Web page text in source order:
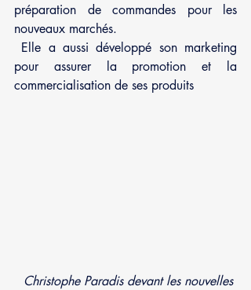
préparation de commandes pour les
nouveaux marchés.
pour assurer la promotion et la
commercialisation de ses produits
Christophe Paradis devant les nouvelles